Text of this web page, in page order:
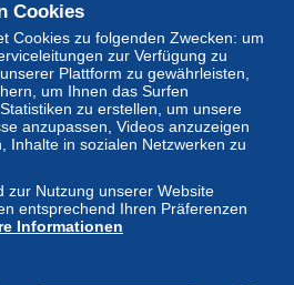
" (3) PORT D'ATTACHE :
- PAQUEBOT
± 5,14 $
Privatperson
Cookies
Cookies zu folgenden Zwecken: um
zur Verfügung zu
Plattform zu gewährleisten,
um Ihnen das Surfen
zu erstellen, um unsere
anzupassen, Videos anzuzeigen
Inhalte in sozialen Netzwerken zu
zur Nutzung unserer Website
entsprechend Ihren Präferenzen
Informationen